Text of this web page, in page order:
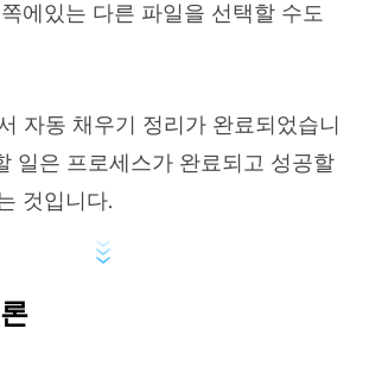
에있는 다른 파일을 선택할 수도
자동 채우기 정리가 완료되었습니
일은 프로세스가 완료되고 성공할
것입니다.